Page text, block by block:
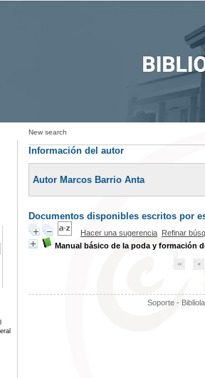
New search
Información del autor
Autor Marcos Barrio Anta
Documentos disponibles escritos por
Hacer una sugerencia Refinar
Manual básico de la poda y formación
Soporte -